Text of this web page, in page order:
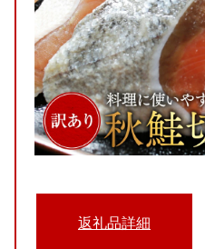
返礼品詳細